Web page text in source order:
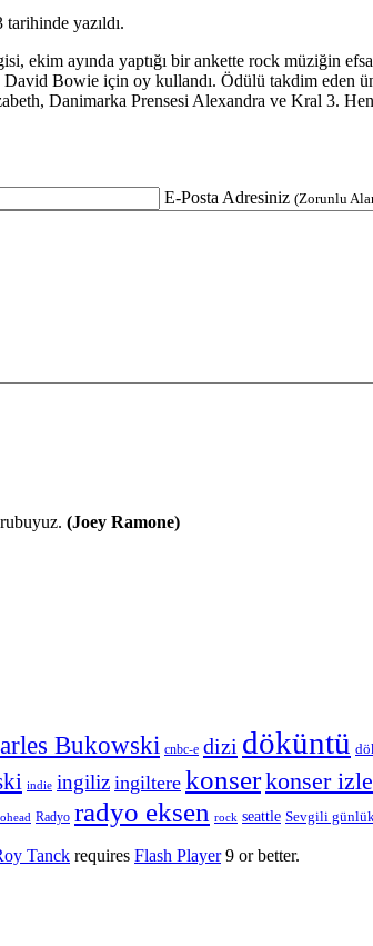
yazıldı.
ekim ayında yaptığı bir ankette rock müziğin
Bowie için oy kullandı. Ödülü takdim eden
Danimarka Prensesi Alexandra ve Kral 3.
E-Posta Adresiniz (Zorunlu
(Joey Ramone)
Bukowski cnbc-e dizi döküntü
indie ingiliz ingiltere konserkonser
Radyo radyo eksen rock seattle Sevgili
Tanck requires Flash Player9 or better.